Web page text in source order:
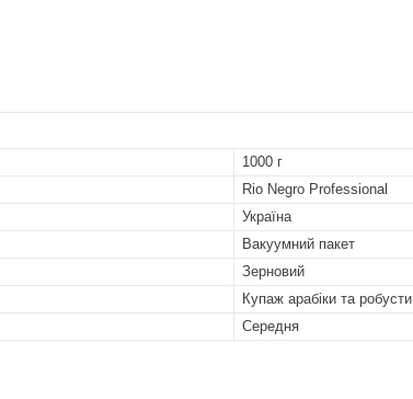
1000 г
Rio Negro Professional
Україна
Вакуумний пакет
Зерновий
Купаж арабіки та робусти
Середня